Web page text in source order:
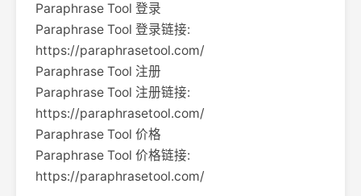
Paraphrase Tool 登录
Paraphrase Tool 登录链接:
https://paraphrasetool.com/
Paraphrase Tool 注册
Paraphrase Tool 注册链接:
https://paraphrasetool.com/
Paraphrase Tool 价格
Paraphrase Tool 价格链接:
https://paraphrasetool.com/